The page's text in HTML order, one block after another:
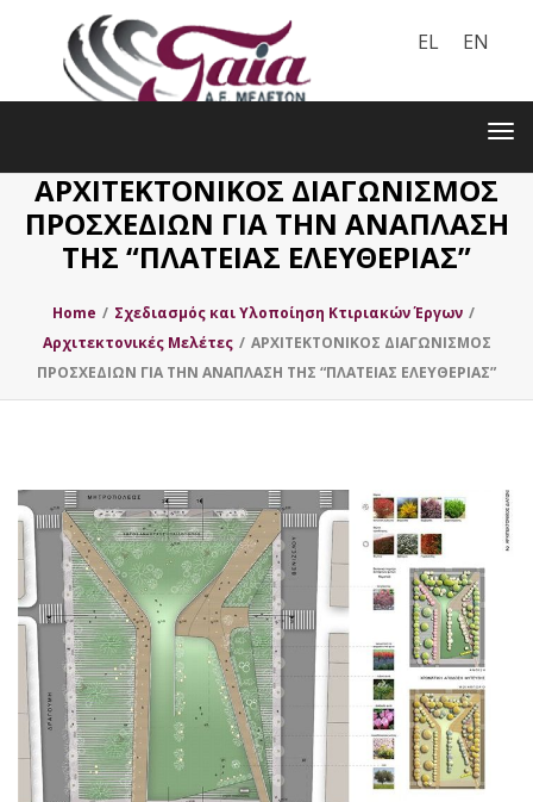
EL EN
ΑΡΧΙΤΕΚΤΟΝΙΚΟΣ ΔΙΑΓΩΝΙΣΜΟΣ
ΠΡΟΣΧΕΔΙΩΝ ΓΙΑ ΤΗΝ ΑΝΑΠΛΑΣΗ
ΤΗΣ “ΠΛΑΤΕΙΑΣ ΕΛΕΥΘΕΡΙΑΣ”
Home / Σχεδιασμός και Υλοποίηση Κτιριακών Έργων /
Αρχιτεκτονικές Μελέτες / ΑΡΧΙΤΕΚΤΟΝΙΚΟΣ ΔΙΑΓΩΝΙΣΜΟΣ
ΠΡΟΣΧΕΔΙΩΝ ΓΙΑ ΤΗΝ ΑΝΑΠΛΑΣΗ ΤΗΣ “ΠΛΑΤΕΙΑΣ ΕΛΕΥΘΕΡΙΑΣ”